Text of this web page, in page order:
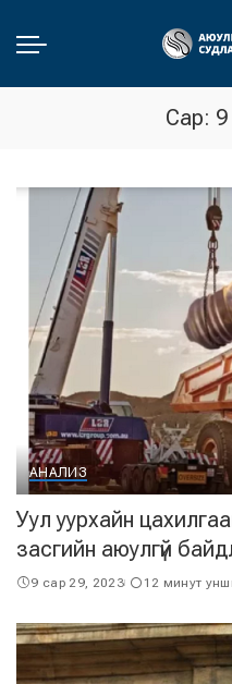
Сар:
АНАЛИЗ
Уул уурхайн
засгийн аюулгүй
9 сар 29, 2023 12 минут